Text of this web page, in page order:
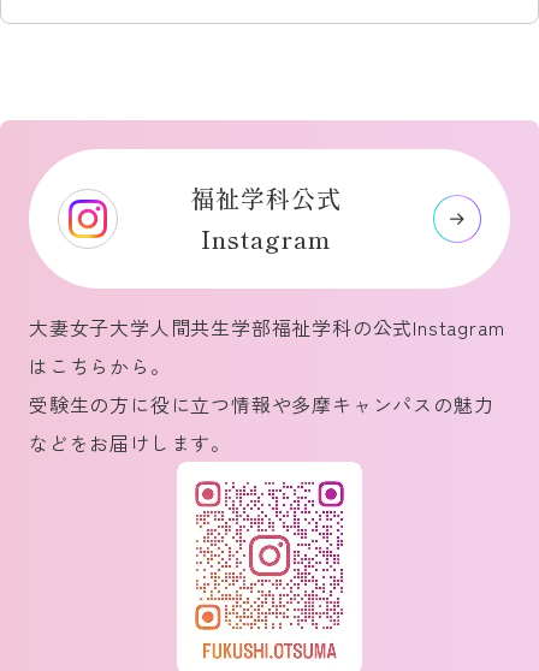
大坪美香（2022年10月29日）「要介護者の
訪問歯科の現状と課題について―多職種連
携に関する基礎的研究―」第22回新潟医療
福祉学会学術集会ポスター発表，2022.10.29
(2022年)「実務経験10年以上のソーシャル
ワーカーに対するスーパービジョン実践の
方法と課題」人間関係学研究,大妻女子大学
人間関係学部紀要24
大坪美香（2022年）「歯科保健医療の動向
と多職種連携についての考察」人間関係学
研究,大妻女子大学人間関係学部紀要24
「高齢者医療確保法の課題に関する検討」
備考
社会保障制度は、それぞれの国における家族
の姿や労使関係、税制度などと深く関わって
います。社会保障を学ぶことを通じて、これ
まで気づかなかった私たちの社会の素顔に接
することができるかもしれません。みなさん
も私と一緒に、このようなおもしろい領域に
一度チャレンジしてみませんか。
がかりに』ソーシャルワーク研究所
術』中央法規
厚生の指標,55(2)，1-6.
原野かおりほか（2010）介護職の仕事継続
動機と関連要因，介護福祉学,17(1)，55-
65．
原野かおり他（2010）睡眠と覚醒からみた
154．
原野かおりほか（2012）介護労働における
夜間勤務者の疲労の実態，川崎医療福祉学
会,21(2)，208-217.
原野かおりほか（2015）介護技術尺度の開
発，岡山県立大学保健福祉学部紀要,22，
原野かおりほか（2015）『ICFの考え方に基
づいた介護過程展開』における学生の視点
社会福祉学基礎セミナー
研究者DB
主な研究成果
【主な論文】
飛田和樹・斉藤雅茂（2023）「民生委員が
抱える役割ストレスに関する短縮版尺度の
開発」『厚生の指標』70(7)．
飛田和樹（2022）「介護福祉士の視点や思
考を基盤とした地域福祉実践の特性」『介
護福祉学』29(1)．
飛田和樹（2021）「生活支援コーディネー
福祉学科公式
Instagram
大妻女子大学人間共生学部福祉学科の公式Instagram
はこちらから。
受験生の方に役に立つ情報や多摩キャンパスの魅力
などをお届けします。